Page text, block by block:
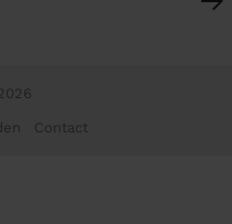
Contact